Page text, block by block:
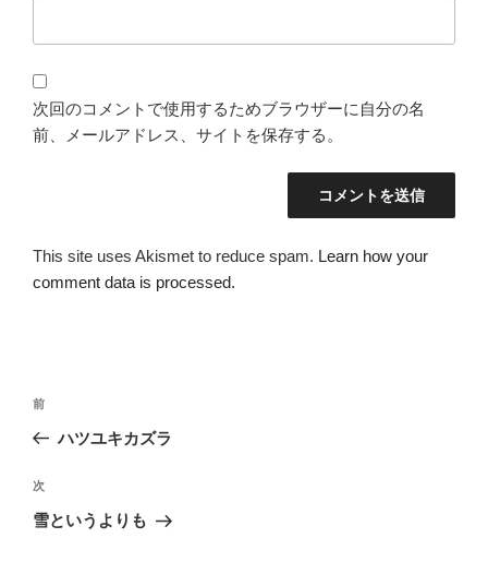
次回のコメントで使用するためブラウザーに自分の名
前、メールアドレス、サイトを保存する。
This site uses Akismet to reduce spam. Learn how your
comment data is processed.
投
ビ
ゲ
過
去
投
稿
前
ハツユキカズラ
次
の
次
雪というよりも